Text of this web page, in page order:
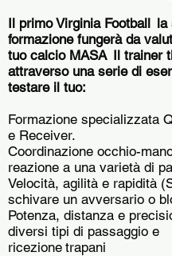
Il primo Virginia Football la
formazione fungerà da
tuo calcio MASA Il trainer
attraverso una serie di
testare il tuo:
Formazione specializzata
e Receiver.
Coordinazione occhio-
reazione a una varietà di
Velocità, agilità e rapidità
schivare un avversario o
Potenza, distanza e
diversi tipi di passaggio e
ricezione trapani